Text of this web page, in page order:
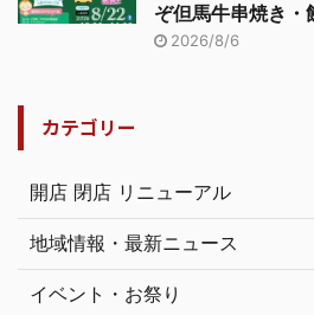
ぞ但馬牛串焼き・
2026/8/6
カテゴリー
開店 閉店 リニューアル
地域情報・最新ニュース
イベント・お祭り